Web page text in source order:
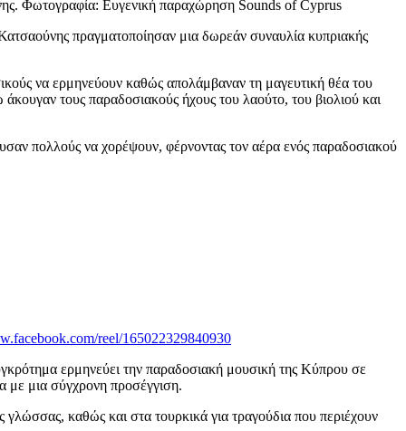
Φωτογραφία: Ευγενική παραχώρηση Sounds of Cyprus
πραγματοποίησαν μια δωρεάν συναυλία κυπριακής
να ερμηνεύουν καθώς απολάμβαναν τη μαγευτική θέα του
τους παραδοσιακούς ήχους του λαούτο, του βιολιού και
πολλούς να χορέψουν, φέρνοντας τον αέρα ενός παραδοσιακού
reel/165022329840930
ερμηνεύει την παραδοσιακή μουσική της Κύπρου σε
με μια σύγχρονη προσέγγιση.
καθώς και στα τουρκικά για τραγούδια που περιέχουν